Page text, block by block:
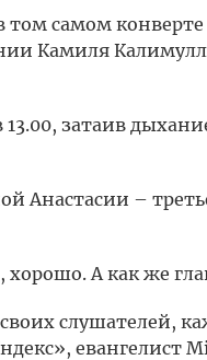
том самом
Камиля
в 13.00, затаив
Анастасии –
хорошо. А как же
слушателей,
евангелист